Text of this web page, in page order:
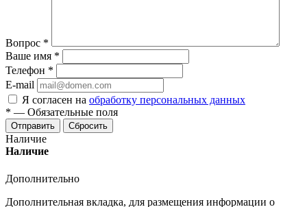
Вопрос *
Ваше имя *
Телефон *
E-mail
Я согласен на обработку персональных данных
* — Обязательные поля
Отправить Сбросить
Наличие
Наличие
Дополнительно
Дополнительная вкладка, для размещения информации о